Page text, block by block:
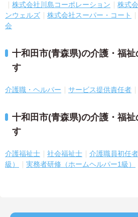
株式会社川島コーポレーション
株式
ンウェルズ
株式会社スーパー・コート
会
十和田市(青森県)の介護・福
す
介護職・ヘルパー サービス提供責任者
十和田市(青森県)の介護・福
す
介護福祉士 社会福祉士
介護職員初任
級）
実務者研修（ホームヘルパー1級）